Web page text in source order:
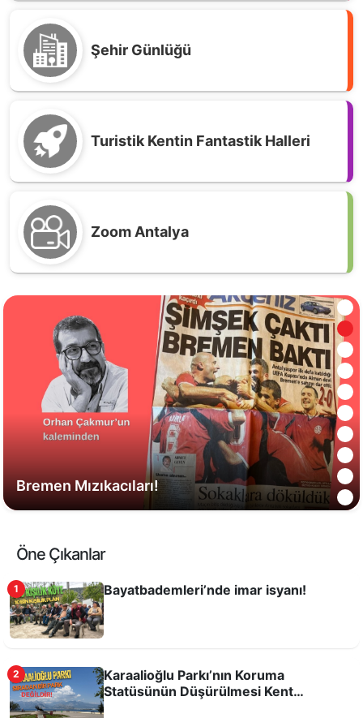
Şehir Günlüğü
Turistik Kentin Fantastik Halleri
Zoom Antalya
Geyikbayırı’nda enerjiye değil, yönteme itiraz
var! Doğa güzel kalsın, enerji yer altına
Bremen Mızıkacıları!
Antalyaspor’a yok, Hull City’e var!
Öne Çıkanlar
1 Bayatbademleri’nde imar isyanı!
2
Karaalioğlu Parkı’nın Koruma
Statüsünün Düşürülmesi Kent